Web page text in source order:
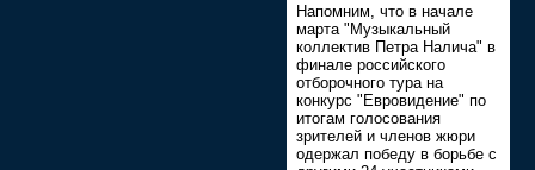
Напомним, что в начале
марта "Музыкальный
коллектив Петра Налича" в
финале российского
отборочного тура на
конкурс "Евровидение" по
итогам голосования
зрителей и членов жюри
одержал победу в борьбе с